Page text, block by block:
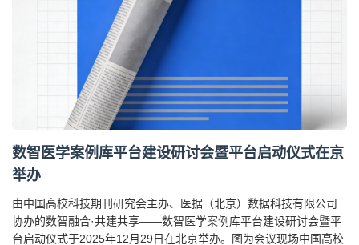
数智医学案例库平台建设研讨会暨平台启动仪式在京
举办
由中国高校科技期刊研究会主办、医据（北京）数据科技有限公司
协办的数智融合·共建共享——数智医学案例库平台建设研讨会暨平
台启动仪式于2025年12月29日在北京举办。图为会议现场中国高校